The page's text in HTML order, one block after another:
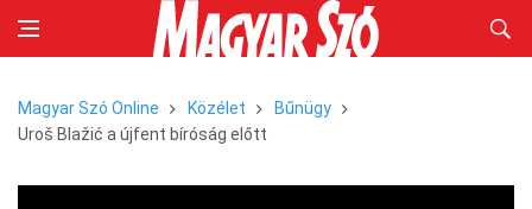
Magyar Szó Online Közélet
Bűnügy
Uroš Blažić a újfent bíróság előtt